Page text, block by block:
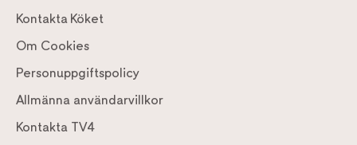
Kontakta Köket
Om Cookies
Personuppgiftspolicy
Allmänna användarvillkor
Kontakta TV4